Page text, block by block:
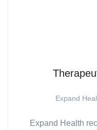
Expand
Expand Health